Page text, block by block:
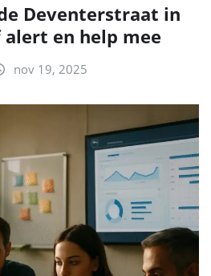
Deventerstraat in
en help mee
nov 19, 2025